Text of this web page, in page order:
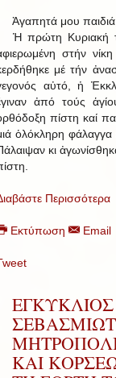
μου παιδιά,
πρώτη Κυριακή
στήν
μέ τήν
αὐτό, ἡ
ἀπό τούς
πίστη καί
ὁλόκληρη
κι
Περισσότερα
Εκτύπωση Email
ΚΑΙ